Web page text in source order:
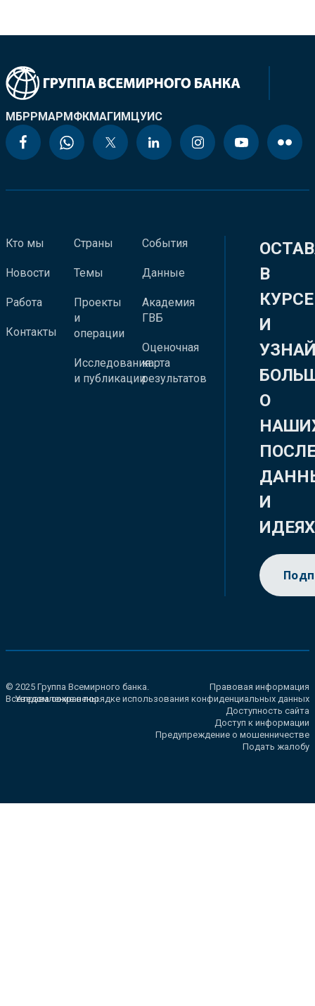
МБРРМАРМФКМАГИМЦУИС
Кто мы
Новости
Работа
Контакты
Страны
Темы
Проекты
и
операции
Исследования
и публикации
События
Данные
Академия
ГВБ
Оценочная
карта
результатов
В
КУРСЕ
И
О
И
ИДЕЯХ
© 2025 Группа Всемирного банка.
Все права сохранены.
Правовая информация
Уведомление о порядке использования конфиденциальных данных
Доступность сайта
Доступ к информации
Предупреждение о мошенничестве
Подать жалобу